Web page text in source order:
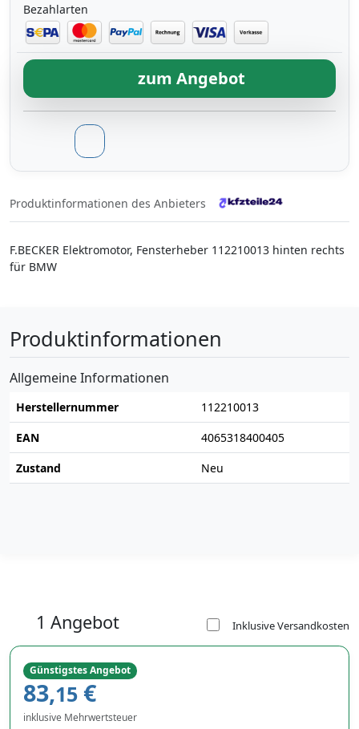
Bezahlarten
zum Angebot
Produktinformationen des Anbieters
F.BECKER Elektromotor, Fensterheber 112210013 hinten rechts
für BMW
Produktinformationen
Allgemeine Informationen
Herstellernummer
112210013
EAN
4065318400405
Zustand
Neu
1 Angebot Inklusive Versandkosten
Günstigstes Angebot
83,15 €
inklusive Mehrwertsteuer